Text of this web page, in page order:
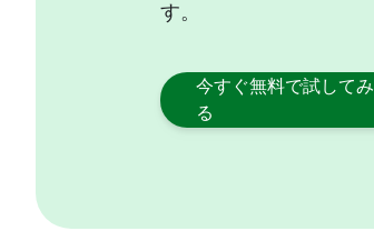
す。
今すぐ無料で試してみ
る